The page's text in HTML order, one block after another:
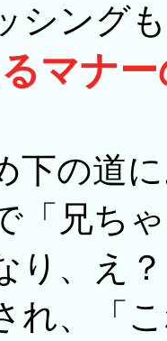
シング
マナ
下の道
「兄ち
り、え
れ、「